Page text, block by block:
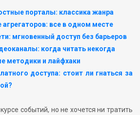
порталы: классика жанра
агрегаторов: все в одном месте
мгновенный доступ без барьеров
когда читать некогда
методики и лайфхаки
доступа: стоит ли гнаться за
событий, но не хочется ни тратить